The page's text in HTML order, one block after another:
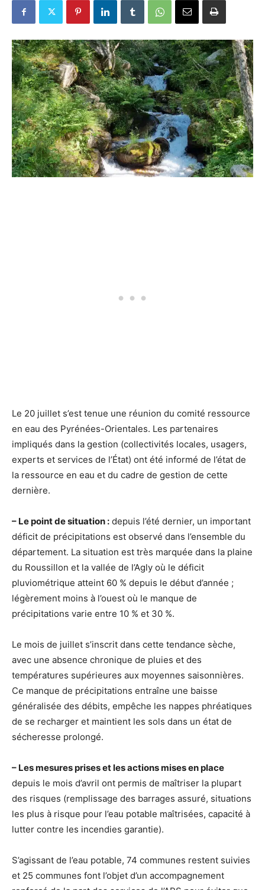
Le 20 juillet s’est tenue une réunion du comité ressource
en eau des Pyrénées-Orientales. Les partenaires
impliqués dans la gestion (collectivités locales, usagers,
experts et services de l’État) ont été informé de l’état de
la ressource en eau et du cadre de gestion de cette
dernière.
– Le point de situation : depuis l’été dernier, un important
déficit de précipitations est observé dans l’ensemble du
département. La situation est très marquée dans la plaine
du Roussillon et la vallée de l’Agly où le déficit
pluviométrique atteint 60 % depuis le début d’année ;
légèrement moins à l’ouest où le manque de
précipitations varie entre 10 % et 30 %.
Le mois de juillet s’inscrit dans cette tendance sèche,
avec une absence chronique de pluies et des
températures supérieures aux moyennes saisonnières.
Ce manque de précipitations entraîne une baisse
généralisée des débits, empêche les nappes phréatiques
de se recharger et maintient les sols dans un état de
sécheresse prolongé.
– Les mesures prises et les actions mises en place
depuis le mois d’avril ont permis de maîtriser la plupart
des risques (remplissage des barrages assuré, situations
les plus à risque pour l’eau potable maîtrisées, capacité à
lutter contre les incendies garantie).
S’agissant de l’eau potable, 74 communes restent suivies
et 25 communes font l’objet d’un accompagnement